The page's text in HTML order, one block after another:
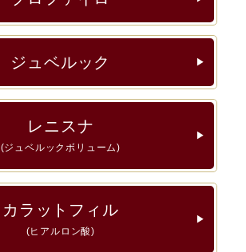
ジュベルック ▶︎
レニスナ
(ジュベルックボリューム)
▶︎
カラットフィル
(ヒアルロン酸)
▶︎